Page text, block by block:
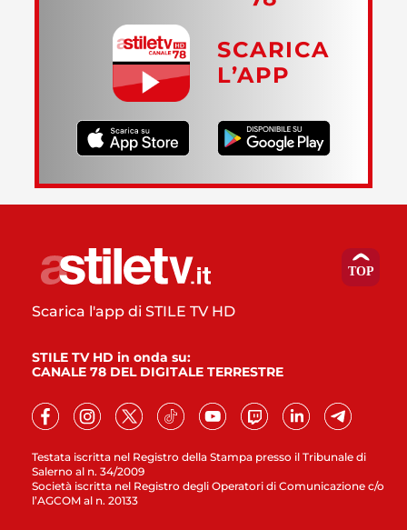
SCARICA
L’APP
Testata iscritta nel Registro della Stampa presso il Tribunale di
Salerno al n. 34/2009
Società iscritta nel Registro degli Operatori di Comunicazione c/o
l’AGCOM al n. 20133
Scarica l'app di STILE TV HD
STILE TV HD in onda su:
CANALE 78 DEL DIGITALE TERRESTRE